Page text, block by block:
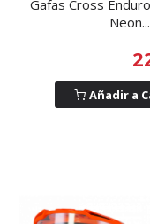
Gafas Cross
Neon...
Añadir a